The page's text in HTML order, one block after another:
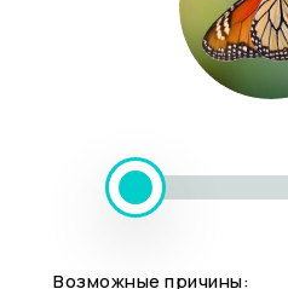
Возможные причины: